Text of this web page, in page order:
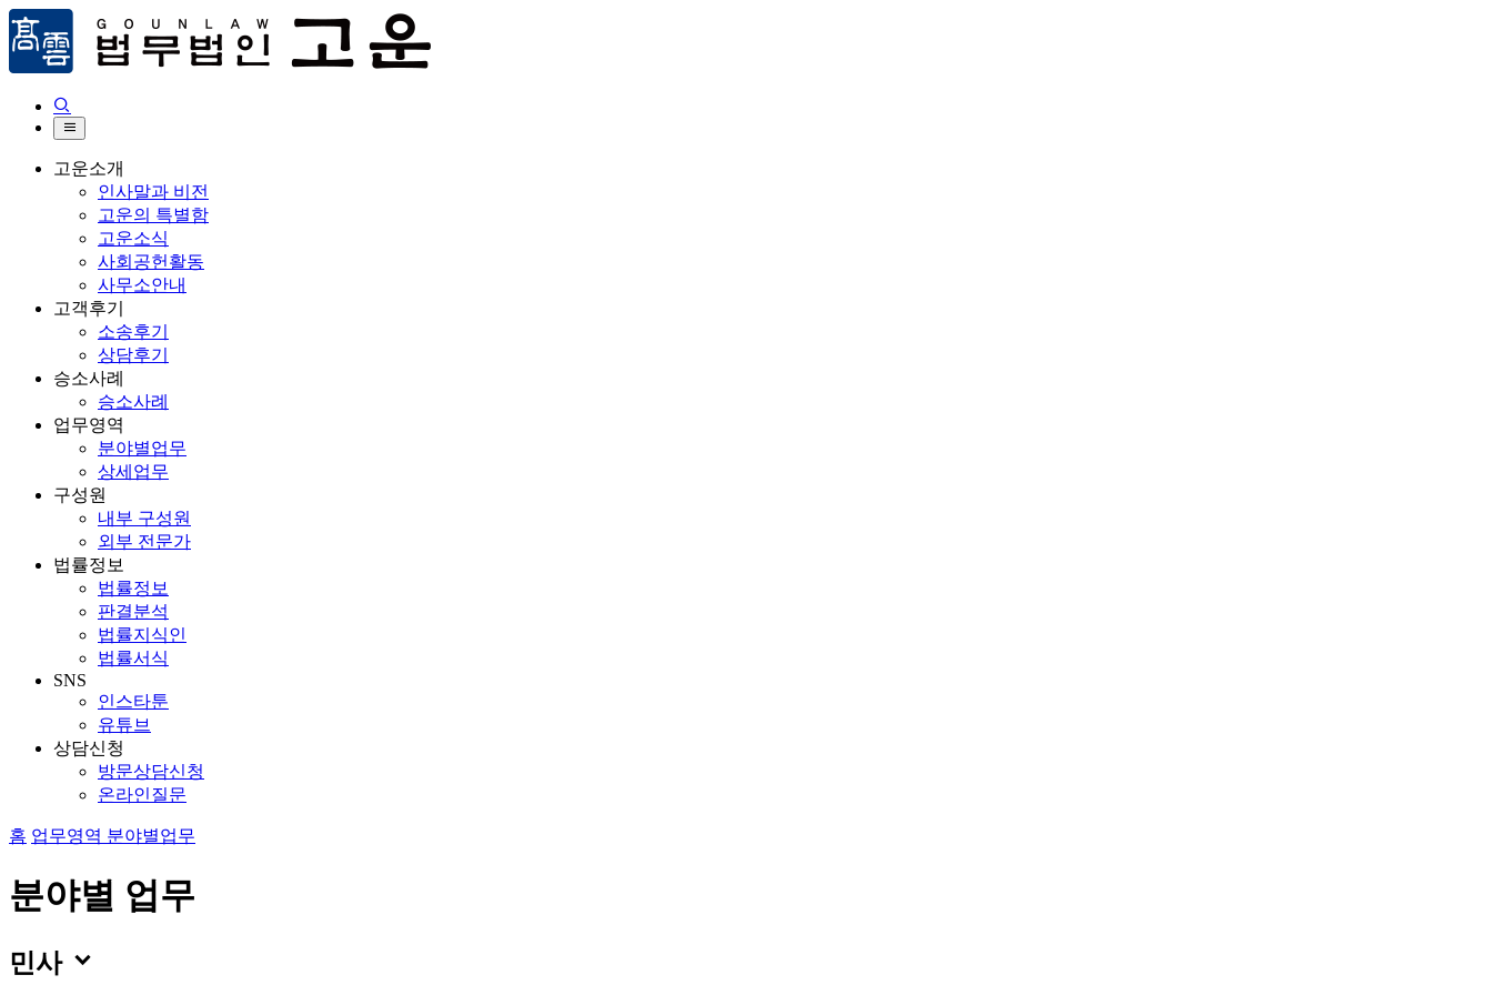


고운소개
인사말과 비전
고운의 특별함
고운소식
사회공헌활동
사무소안내
고객후기
소송후기
상담후기
승소사례
승소사례
업무영역
분야별업무
상세업무
구성원
내부 구성원
외부 전문가
법률정보
법률정보
판결분석
법률지식인
법률서식
SNS
인스타툰
유튜브
상담신청
방문상담신청
온라인질문
홈 업무영역 분야별업무
분야별 업무
민사 